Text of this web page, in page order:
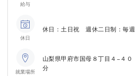
給与
休日
休日：土日祝 週休二日制：毎
就業場所
山梨県甲府市国母８丁目４−４
分